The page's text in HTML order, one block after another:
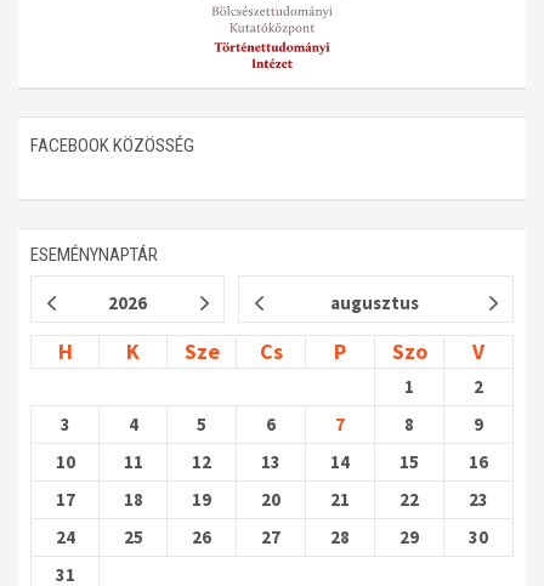
FACEBOOK KÖZÖSSÉG
ESEMÉNYNAPTÁR
2026 augusztus
H K Sze Cs P Szo V
1
2
3
4 5 6 7 8
9
10
11 12 13 14 15
16
17
18 19 20 21 22
23
24
25 26 27 28 29
30
31